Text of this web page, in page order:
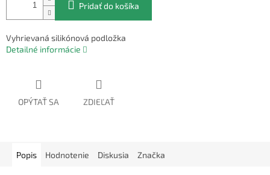
Pridať do košíka
Vyhrievaná silikónová podložka
Detailné informácie
OPÝTAŤ SA ZDIEĽAŤ
Popis Hodnotenie Diskusia Značka